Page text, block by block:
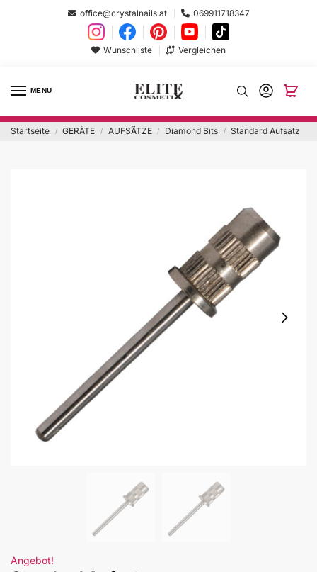
office@crystalnails.at 069911718347
Wunschliste Vergleichen
MENU
Startseite / GERÄTE / AUFSÄTZE / Diamond Bits / Standard Aufsatz
Angebot!